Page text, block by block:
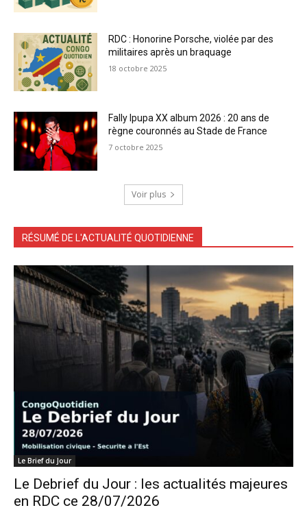
RDC : Honorine Porsche, violée par des
militaires après un braquage
18 octobre 2025
Fally Ipupa XX album 2026 : 20 ans de
règne couronnés au Stade de France
7 octobre 2025
Voir plus
RÉSUMÉ DE L'ACTUALITÉ QUOTIDIENNE
Le Brief du Jour
Le Debrief du Jour : les actualités majeures
en RDC ce 28/07/2026